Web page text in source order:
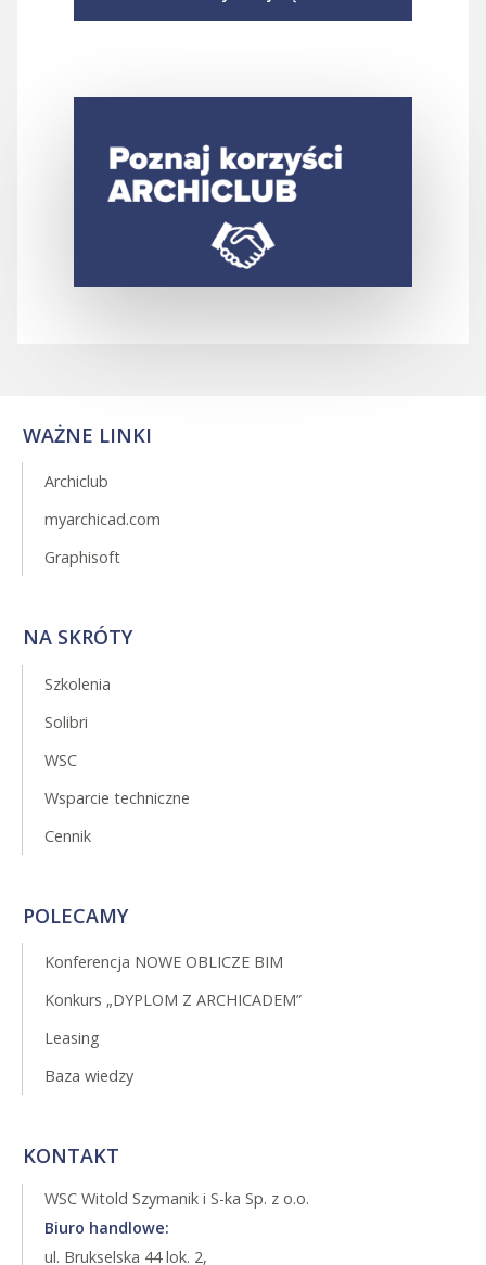
WAŻNE LINKI
Archiclub
myarchicad.com
Graphisoft
NA SKRÓTY
Szkolenia
Solibri
WSC
Wsparcie techniczne
Cennik
POLECAMY
Konferencja NOWE OBLICZE BIM
Konkurs „DYPLOM Z ARCHICADEM”
Leasing
Baza wiedzy
KONTAKT
WSC Witold Szymanik i S-ka Sp. z o.o.
Biuro handlowe:
ul. Brukselska 44 lok. 2,